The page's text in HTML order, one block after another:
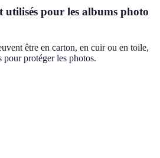
utilisés pour les albums photo
être en carton, en cuir ou en toile,
pour protéger les photos.